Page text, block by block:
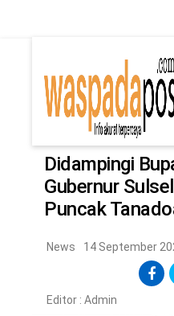
Home News
Ekonomi Hukum & Kriminal
Politik Metro
Hiburan Pendidikan
Edukasi Tekno
Home News Ekonomi
News
Didampingi
Gubernur
Puncak
News 14 September
Editor : Admin